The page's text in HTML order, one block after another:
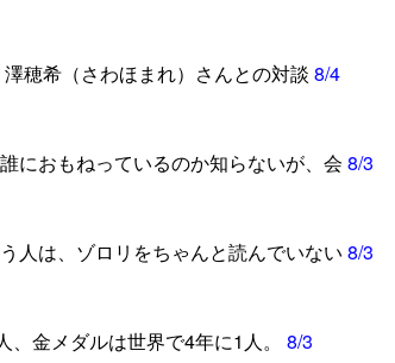
希（さわほまれ）さんとの対談 8/4
におもねっているのか知らないが、会 8/3
人は、ゾロリをちゃんと読んでいない 8/3
金メダルは世界で4年に1人。 8/3